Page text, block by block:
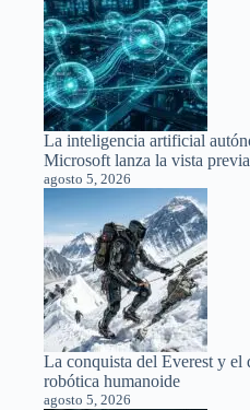
La inteligencia artificial
Microsoft lanza la vista
agosto 5, 2026
La conquista del Everest y el
robótica humanoide
agosto 5, 2026